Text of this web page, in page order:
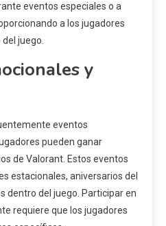
eventos especiales o a
a los jugadores
juego.
y
eventos
pueden ganar
de Valorant. Estos eventos
estacionales, aniversarios del
dentro del juego. Participar en
requiere que los jugadores